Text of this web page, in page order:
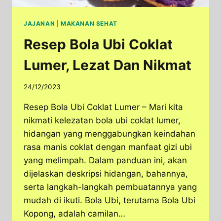
JAJANAN MAKANAN SEHAT
Resep Bola Ubi Coklat
Lumer, Lezat Dan Nikmat
24/12/2023
Resep Bola Ubi Coklat Lumer – Mari kita
nikmati kelezatan bola ubi coklat lumer,
hidangan yang menggabungkan keindahan
rasa manis coklat dengan manfaat gizi ubi
yang melimpah. Dalam panduan ini, akan
dijelaskan deskripsi hidangan, bahannya,
serta langkah-langkah pembuatannya yang
mudah di ikuti. Bola Ubi, terutama Bola Ubi
Kopong, adalah camilan…